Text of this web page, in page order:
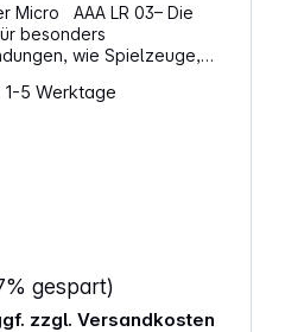
Micro AAA LR 03– Die
besonders
wie Spielzeuge,
Rauchmelder u.v.a.
Micro, LR03, LR3,
5 Werktage
gespart)
zzgl. Versandkosten